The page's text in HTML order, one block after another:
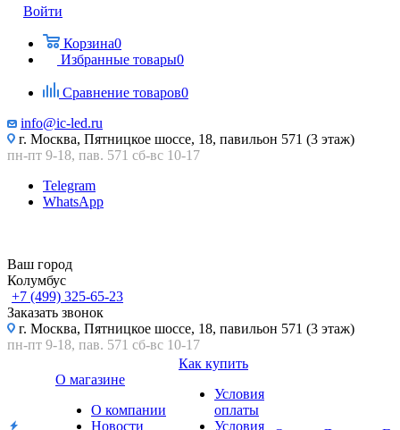
Войти
Корзина0
Избранные товары0
Сравнение товаров0
info@ic-led.ru
г. Москва, Пятницкое шоссе, 18, павильон 571 (3 этаж)
пн-пт 9-18, пав. 571 сб-вс 10-17
Telegram
WhatsApp
Ваш город
Колумбус
+7 (499) 325-65-23
Заказать звонок
г. Москва, Пятницкое шоссе, 18, павильон 571 (3 этаж)
пн-пт 9-18, пав. 571 сб-вс 10-17
О магазине
О компании
Новости
Как купить
Условия
оплаты
Условия